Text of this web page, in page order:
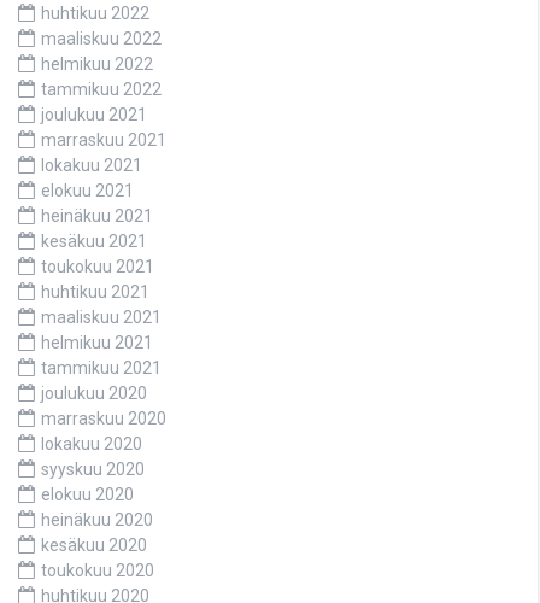
huhtikuu 2022
maaliskuu 2022
helmikuu 2022
tammikuu 2022
joulukuu 2021
marraskuu 2021
lokakuu 2021
elokuu 2021
heinäkuu 2021
kesäkuu 2021
toukokuu 2021
huhtikuu 2021
maaliskuu 2021
helmikuu 2021
tammikuu 2021
joulukuu 2020
marraskuu 2020
lokakuu 2020
syyskuu 2020
elokuu 2020
heinäkuu 2020
kesäkuu 2020
toukokuu 2020
huhtikuu 2020